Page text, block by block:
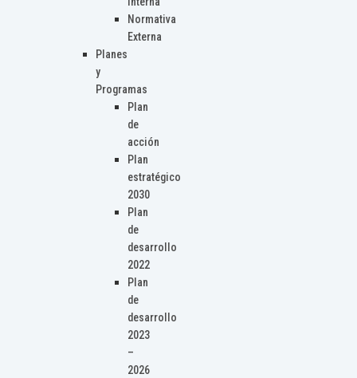
Normativa
Externa
Planes
y
Programas
Plan
de
acción
Plan
estratégico
2030
Plan
de
desarrollo
2022
Plan
de
desarrollo
2023
–
2026